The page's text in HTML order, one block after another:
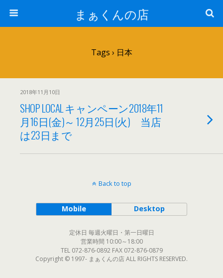
まぁくんの店
Tags › 日本
2018年11月10日
SHOP LOCAL キャンペーン2018年11
月16日(金)～ 12月25日(火) 当店
は23日まで
Back to top
Mobile Desktop
定休日 毎週火曜日・第一日曜日
営業時間 10:00～18:00
TEL 072-876-0892 FAX 072-876-0879
Copyright © 1997- まぁくんの店 ALL RIGHTS RESERVED.